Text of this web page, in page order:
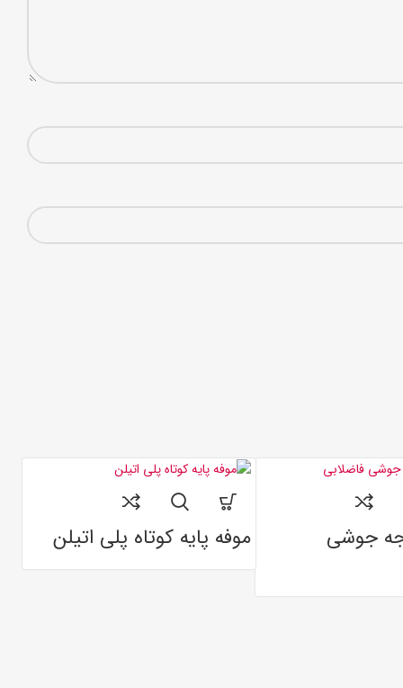
درجه جوشی موفه پایه کوتاه پلی اتیلن